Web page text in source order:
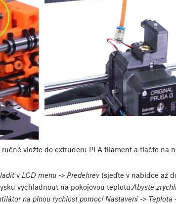
vložte do extruderu PLA filament a tlačte na
v LCD menu -> Predehrev(sjeďte v nabídce až
vychladnout na pokojovou teplotu.Abyste
na plnou rychlost pomocí Nastaveni -> Teplota